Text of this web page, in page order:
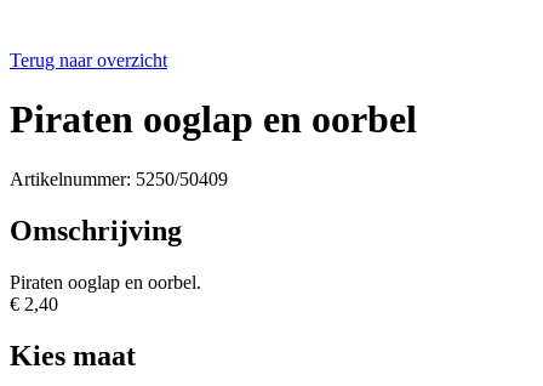
Terug naar overzicht
Piraten ooglap en oorbel
Artikelnummer: 5250/50409
Omschrijving
Piraten ooglap en oorbel.
€ 2,40
Kies maat